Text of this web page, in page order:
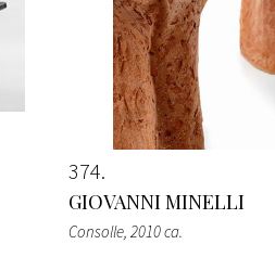
374
GIOVANNI MINELLI
Consolle, 2010 ca.